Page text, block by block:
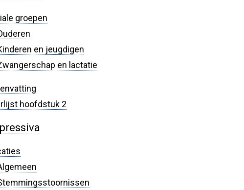
groepen
en jeugdigen
en lactatie
hoofdstuk 2